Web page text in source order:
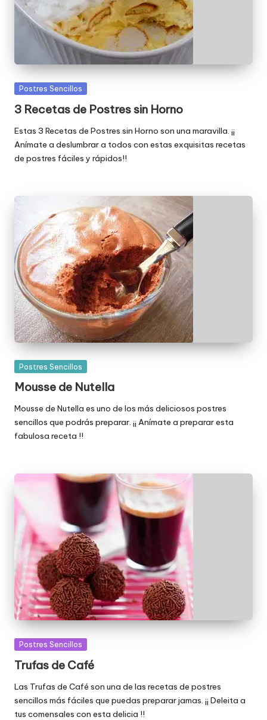
Publicada
Postres Sencillos
3 Recetas de Postres sin Horno
Estas 3 Recetas de Postres sin Horno son una maravilla. ¡¡
Anímate a deslumbrar a todos con estas exquisitas recetas
de postres fáciles y rápidos!!
Publicada
Postres Sencillos
Mousse de Nutella
Mousse de Nutella es uno de los más deliciosos postres
sencillos que podrás preparar. ¡¡ Anímate a preparar esta
fabulosa receta !!
Publicada
Postres Sencillos
Trufas de Café
Las Trufas de Café son una de las recetas de postres
sencillos más fáciles que puedas preparar jamas. ¡¡ Deleita a
tus comensales con esta delicia !!